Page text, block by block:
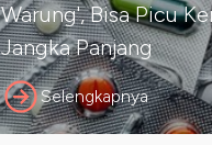
Warung', Bisa Picu
Jangka Panjang
Selengkapnya